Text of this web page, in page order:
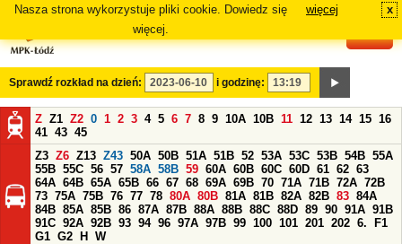
Nasza strona wykorzystuje pliki cookie. Dowiedz się
więcej.
więcej x
Sprawdź rozkład na dzień: i godzinę:
Z Z1 Z2 0 1 2 3 4 5 6 7 8 9 10A 10B 11 12 13 14 15 16
41 43 45
Z3 Z6 Z13 Z43 50A 50B 51A 51B 52 53A 53C 53B 54B 55A
55B 55C 56 57 58A 58B 59 60A 60B 60C 60D 61 62 63
64A 64B 65A 65B 66 67 68 69A 69B 70 71A 71B 72A 72B
73 75A 75B 76 77 78 80A 80B 81A 81B 82A 82B 83 84A
84B 85A 85B 86 87A 87B 88A 88B 88C 88D 89 90 91A 91B
91C 92A 92B 93 94 96 97A 97B 99 100 101 201 202 6.
F1
G1 G2 H
W